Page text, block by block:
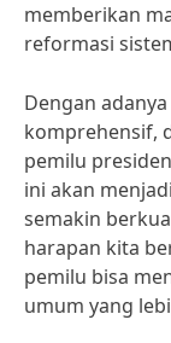
memberikan
reformasi
Dengan
komprehensif,
pemilu
ini akan
semakin
harapan kita
pemilu bisa
umum yang